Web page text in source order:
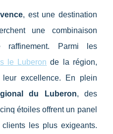
, est une destination
une combinaison
Parmi les
le Luberon de la région,
excellence. En plein
du Luberon, des
étoiles offrent un panel
les plus exigeants.